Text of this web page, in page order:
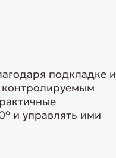
подкладке и
контролируемым
и управлять ими